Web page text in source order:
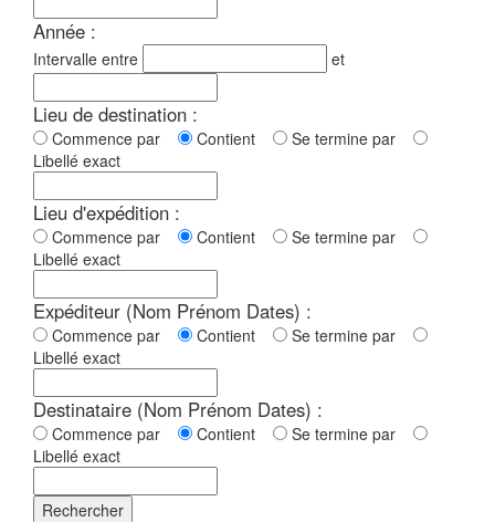
Année :
Intervalle entre et
Lieu de destination :
Commence par Contient
Se termine par
Libellé exact
Lieu d'expédition :
Commence par Contient
Se termine par
Libellé exact
Expéditeur (Nom Prénom Dates) :
Commence par Contient
Se termine par
Libellé exact
Destinataire (Nom Prénom Dates) :
Commence par Contient
Se termine par
Libellé exact
Rechercher